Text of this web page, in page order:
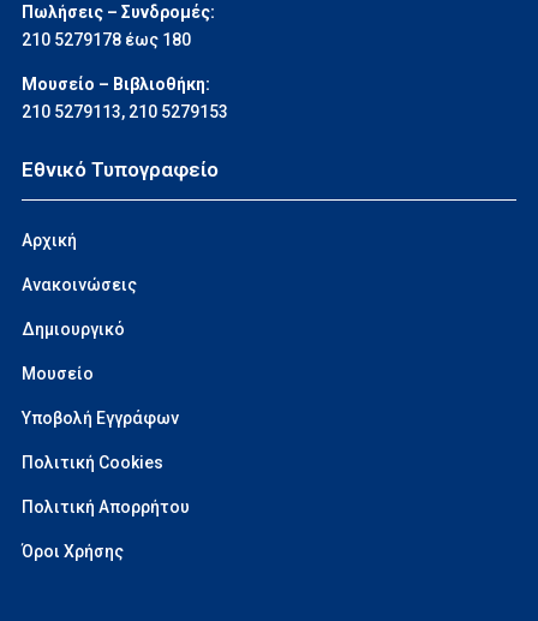
Πωλήσεις – Συνδρομές:
210 5279178 έως 180
Μουσείο – Βιβλιοθήκη:
210 5279113, 210 5279153
Εθνικό Τυπογραφείο
Αρχική
Ανακοινώσεις
Δημιουργικό
Μουσείο
Υποβολή Εγγράφων
Πολιτική Cookies
Πολιτική Απορρήτου
Όροι Χρήσης